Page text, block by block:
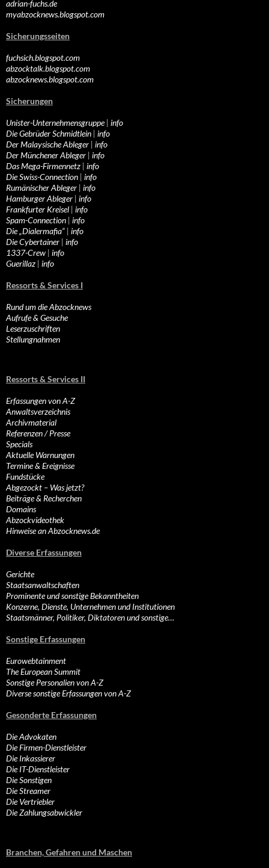
adrian-fuchs.de
myabzocknews.blogspot.com
Sicherungsseiten
fuchsich.blogspot.com
abzocktalk.blogspot.com
abzocknews.blogspot.com
Sicherungen
Unister-Unternehmensgruppe| info
Die Gebrüder Schmidtlein | info
Der Malaysische Ableger | info
Der Münchener Ableger | info
Das Mega-Firmennetz | info
Die Swiss-Connection | info
Rumänischer Ableger | info
Hamburger Ableger | info
Frankfurter Kreisel | info
Spam-Connection | info
Die „Dialermafia“ | info
Die Cybertainer | info
1337-Crew | info
Guerillaz | info
Ressorts & Services I
Rund um die Abzocknews
Aufrufe & Gesuche
Leserzuschriften
Stellungnahmen
Ressorts & Services II
Erfassungen von A-Z
Anwaltsverzeichnis
Archivmaterial
Referenzen / Presse
Specials
Aktuelle Warnungen
Termine & Ereignisse
Fundstücke
Abgezockt – Was jetzt?
Beiträge & Recherchen
Domains
Abzockvideothek
Hinweise an Abzocknews.de
Diverse Erfassungen
Gerichte
Staatsanwaltschaften
Prominente und sonstige Bekanntheiten
Konzerne, Dienste, Unternehmen und Institutionen
Staatsmänner, Politiker, Diktatoren und sonstige…
Sonstige Erfassungen
Eurowebtainment
The European Summit
Sonstige Personalien von A-Z
Diverse sonstige Erfassungen von A-Z
Gesonderte Erfassungen
Die Advokaten
Die Firmen-Dienstleister
Die Inkassierer
Die IT-Dienstleister
Die Sonstigen
Die Streamer
Die Vertriebler
Die Zahlungsabwickler
Branchen, Gefahren und Maschen